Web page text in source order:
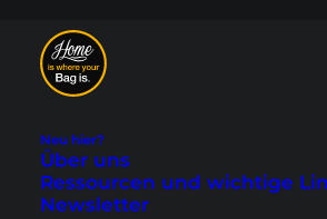
Neu hier?
Über uns
Ressourcen und wichtige
Newsletter
Südostasien